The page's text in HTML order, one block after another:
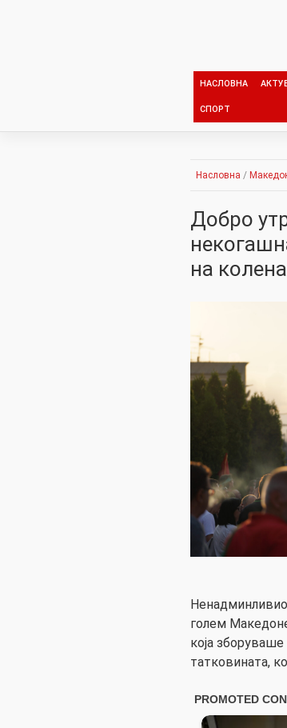
НАСЛОВНА
СПОРТ
Насловна /
Добро
на
голем
која
татковината,